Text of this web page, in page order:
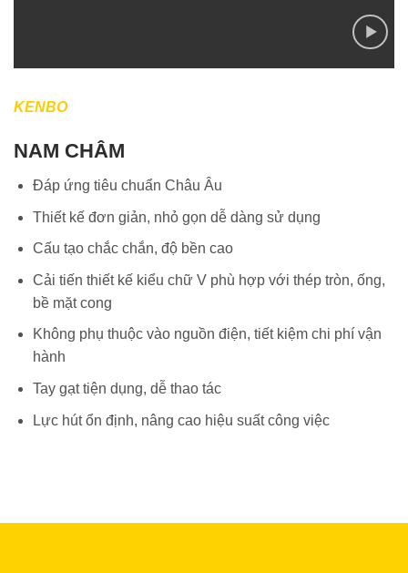
KENBO
NAM CHÂM
Đáp ứng tiêu chuẩn Châu Âu
Thiết kế đơn giản, nhỏ gọn dễ dàng sử dụng
Cấu tạo chắc chắn, độ bền cao
Cải tiến thiết kế kiểu chữ V phù hợp với thép tròn, ống,
bề mặt cong
Không phụ thuộc vào nguồn điện, tiết kiệm chi phí vận
hành
Tay gạt tiện dụng, dễ thao tác
Lực hút ổn định, nâng cao hiệu suất công việc